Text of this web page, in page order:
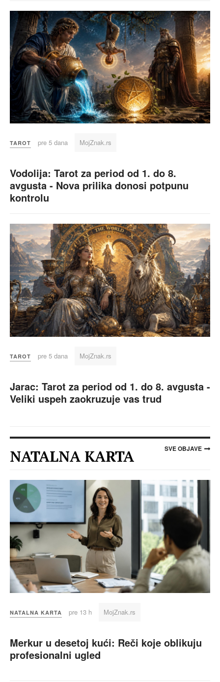
TAROT pre 5 dana MojZnak.rs
Vodolija: Tarot za period od 1. do 8.
avgusta - Nova prilika donosi potpunu
kontrolu
TAROT pre 5 dana MojZnak.rs
Jarac: Tarot za period od 1. do 8. avgusta -
Veliki uspeh zaokruzuje vas trud
NATALNA KARTA SVE OBJAVE
NATALNA KARTA pre 13 h MojZnak.rs
Merkur u desetoj kući: Reči koje oblikuju
profesionalni ugled